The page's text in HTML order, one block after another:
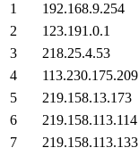
1
192.168.9.254
2
123.191.0.1
3
218.25.4.53
4
113.230.175.209
5
219.158.13.173
6
219.158.113.114
7
219.158.113.133